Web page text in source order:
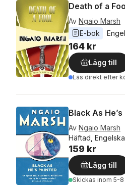
Death of a
Av Ngaio Marsh
E-bok
164 kr
Lägg till
Läs direkt efter
Black As
Av Ngaio Marsh
Häftad,
159 kr
Lägg till
Skickas inom 5-